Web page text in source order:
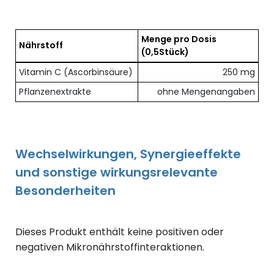
Übersicht der enthaltenen Nährstoffe pro Dosis
Nährstoff
Menge pro Dosis
(0,5Stück)
Vitamin C (Ascorbinsäure)
250 mg
Pflanzenextrakte
ohne Mengenangaben
Wechselwirkungen, Synergieeffekte
und sonstige wirkungsrelevante
Besonderheiten
Dieses Produkt enthält keine positiven oder
negativen Mikronährstoffinteraktionen.